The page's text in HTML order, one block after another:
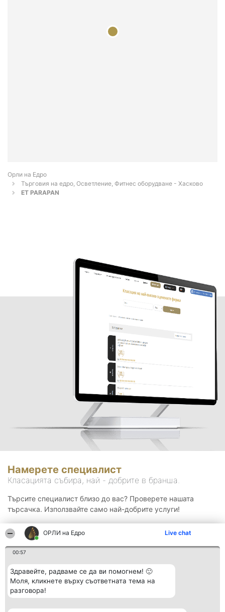
ОРЛИ на Едро Live chat
00:57
Здравейте, радваме се да ви помогнем! 🙂
Моля, кликнете върху съответната тема на
разговора!
Орли на Едро
Търговия на едро, Осветление, Фитнес оборудване - Хасково
ET PARAPAN
Намерете специалист
Класацията събира, най - добрите в бранша.
Търсите специалист близо до вас? Проверете нашата
търсачка. Използвайте само най-добрите услуги!